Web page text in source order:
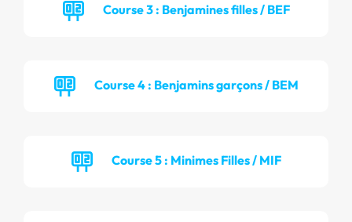
Course 3 : Benjamines filles / BEF
Course 4 : Benjamins garçons / BEM
Course 5 : Minimes Filles / MIF